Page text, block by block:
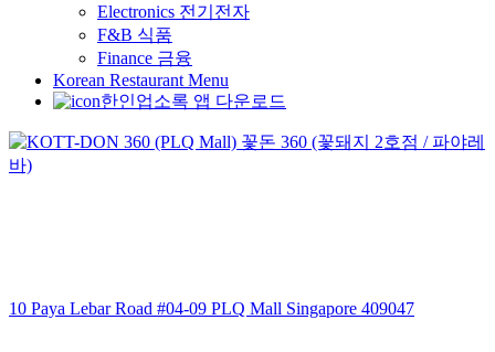
Electronics 전기전자
F&B 식품
Finance 금융
Korean Restaurant Menu
한인업소록 앱 다운로드
10 Paya Lebar Road #04-09 PLQ Mall Singapore 409047